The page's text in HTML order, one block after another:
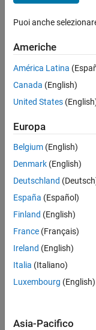
Back to Gallery
/
bubbles
on
Oct
2021
colormap(1-
Puoi anche
Americhe
América Latina
Canada (English)
United States
Europa
Belgium (English)
Denmark (English)
Deutschland
España (Español)
Finland (English)
France (Français)
Ireland (English)
Italia (Italiano)
Luxembourg (English)
Asia-Pacifico